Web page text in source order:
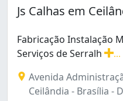
Js Calhas em
Fabricação Instalação
Serviços de Serralh
Avenida
Ceilândia - Brasília -